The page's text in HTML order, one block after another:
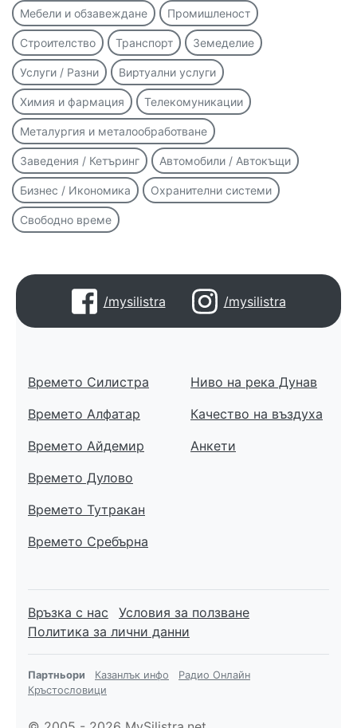
Мебели и обзавеждане Промишленост
Строителство Транспорт Земеделие
Услуги / Разни Виртуални услуги
Химия и фармация Телекомуникации
Металургия и металообработване
Заведения / Кетъринг Автомобили / Автокъщи
Бизнес / Икономика Охранителни системи
Свободно време
/mysilistra /mysilistra
Времето Силистра
Времето Алфатар
Времето Айдемир
Времето Дулово
Времето Тутракан
Времето Сребърна
Ниво на река Дунав
Качество на въздуха
Анкети
Връзка с нас
Условия за ползване
Политика за лични данни
Партньори Казанлък инфо
Радио Онлайн
Кръстословици